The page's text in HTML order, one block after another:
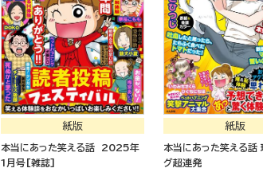
紙版
本当にあった笑える話 2025年
1月号[雑誌]
紙版
本当にあった笑える話
グ超連発